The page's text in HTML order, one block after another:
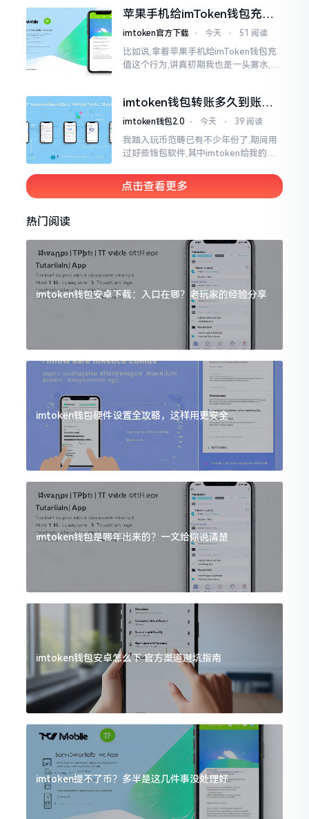
找了些资料
苹果手机给imToken钱包充
值，这几步别搞错
imtoken官方下载 ⋅ 今天 ⋅ 51 阅读
比如说,拿着苹果手机给imToken钱包充
值这个行为,讲真初期我也是一头雾水,搞
imtoken钱包转账多久到账？
一文说清楚
imtoken钱包2.0 ⋅ 今天 ⋅ 39 阅读
我踏入玩币范畴已有不少年份了,期间用
过好些钱包软件,其中imtoken给我的整
就是交易时,确认时间常常不太稳
点击查看更多
热门阅读
imtoken钱包安卓下载：入口在哪？老玩家的经验分享
imtoken钱包硬件设置全攻略，这样用更安全
imtoken钱包是哪年出来的？一文给你说清楚
imtoken钱包安卓怎么下 官方渠道避坑指南
imtoken提不了币？多半是这几件事没处理好